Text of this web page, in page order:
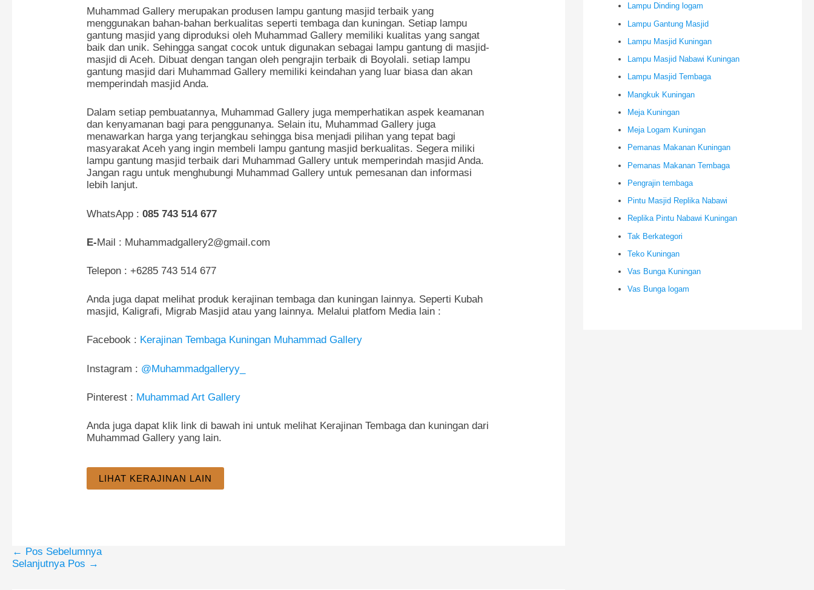
Muhammad Gallery merupakan produsen lampu gantung masjid terbaik yang
menggunakan bahan-bahan berkualitas seperti tembaga dan kuningan. Setiap lampu
gantung masjid yang diproduksi oleh Muhammad Gallery memiliki kualitas yang sangat
baik dan unik. Sehingga sangat cocok untuk digunakan sebagai lampu gantung di masjid-
masjid di Aceh. Dibuat dengan tangan oleh pengrajin terbaik di Boyolali. setiap lampu
gantung masjid dari Muhammad Gallery memiliki keindahan yang luar biasa dan akan
memperindah masjid Anda.
Dalam setiap pembuatannya, Muhammad Gallery juga memperhatikan aspek keamanan
dan kenyamanan bagi para penggunanya. Selain itu, Muhammad Gallery juga
menawarkan harga yang terjangkau sehingga bisa menjadi pilihan yang tepat bagi
masyarakat Aceh yang ingin membeli lampu gantung masjid berkualitas. Segera miliki
lampu gantung masjid terbaik dari Muhammad Gallery untuk memperindah masjid Anda.
Jangan ragu untuk menghubungi Muhammad Gallery untuk pemesanan dan informasi
lebih lanjut.
WhatsApp :085 743 514 677
E-Mail : Muhammadgallery2@gmail.com
Telepon : +6285 743 514 677
Anda juga dapat melihat produk kerajinan tembaga dan kuningan lainnya. Seperti Kubah
masjid, Kaligrafi, Migrab Masjid atau yang lainnya. Melalui platfom Media lain :
Facebook : Kerajinan Tembaga Kuningan Muhammad Gallery
Instagram : @Muhammadgalleryy_
Pinterest : Muhammad Art Gallery
Anda juga dapat klik link di bawah ini untuk melihat Kerajinan Tembaga dan kuningan dari
Muhammad Gallery yang lain.
LIHAT KERAJINAN LAIN
← Pos Sebelumnya
Selanjutnya Pos →
Lampu Dinding logam
Lampu Gantung Masjid
Lampu Masjid Kuningan
Lampu Masjid Nabawi Kuningan
Lampu Masjid Tembaga
Mangkuk Kuningan
Meja Kuningan
Meja Logam Kuningan
Pemanas Makanan Kuningan
Pemanas Makanan Tembaga
Pengrajin tembaga
Pintu Masjid Replika Nabawi
Replika Pintu Nabawi Kuningan
Tak Berkategori
Teko Kuningan
Vas Bunga Kuningan
Vas Bunga logam